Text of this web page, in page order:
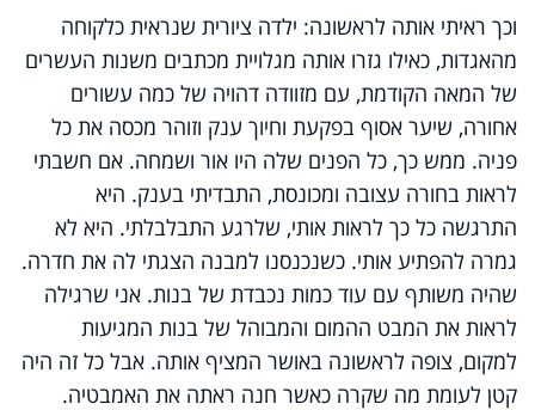
וכך ראיתי אותה לראשונה: ילדה ציורית שנראית כלקוחה
מהאגדות, כאילו גזרו אותה מגלויית מכתבים משנות העשרים
של המאה הקודמת, עם מזוודה דהויה של כמה עשורים
אחורה, שיער אסוף בפקעת וחיוך ענק וזוהר מכסה את כל
פניה. ממש כך, כל הפנים שלה היו אור ושמחה. אם חשבתי
לראות בחורה עצובה ומכונסת, התבדיתי בענק. היא
התרגשה כל כך לראות אותי, שלרגע התבלבלתי. היא לא
גמרה להפתיע אותי. כשנכנסנו למבנה הצגתי לה את חדרה.
שהיה משותף עם עוד כמות נכבדת של בנות. אני שרגילה
לראות את המבט ההמום והמבוהל של בנות המגיעות
למקום, צופה לראשונה באושר המציף אותה. אבל כל זה היה
קטן לעומת מה שקרה כאשר חנה ראתה את האמבטיה.